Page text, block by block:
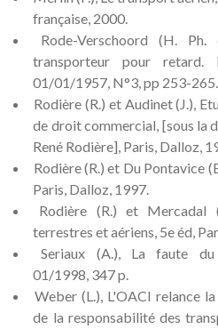
française, 2000.
Rode-Verschoord (H.
transporteur pour retard.
01/01/1957, N°3, pp 253-265.
Rodière (R.) et Audinet (J.),
de droit commercial, [sous la
René Rodière], Paris, Dalloz,
Rodière (R.) et Du Pontavice
Paris, Dalloz, 1997.
Rodière (R.) et Mercadal
terrestres et aériens, 5e éd,
Seriaux (A.), La faute du
01/1998, 347 p.
Weber (L.), L'OACI relance
de la responsabilité des